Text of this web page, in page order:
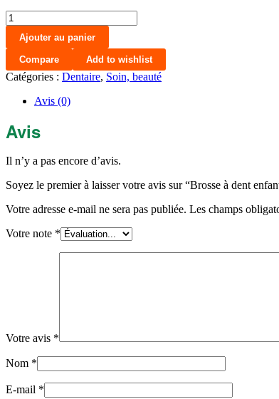
quantité
de
Brosse
dent
enfant
Junior
Ajouter au panier
Compare Add to wishlist
Catégories : Dentaire, Soin, beauté
Avis (0)
Avis
Il n’y a pas encore d’avis.
Soyez le premier à laisser votre avis sur “Brosse à dent
Votre adresse e-mail ne sera pas publiée. Les champs
Votre note *
Votre avis *
Nom *
E-mail *